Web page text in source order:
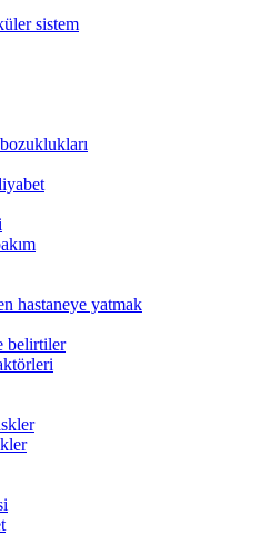
sistem
hastaneye yatmak
belirtiler